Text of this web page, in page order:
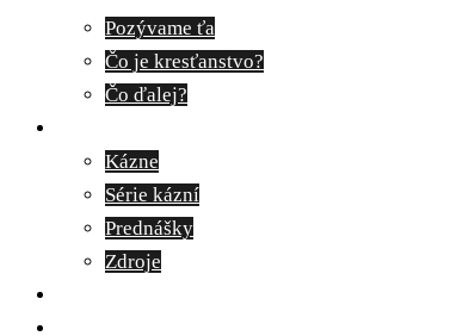
Pozývame ťa
Čo je kresťanstvo?
Čo ďalej?
Kázne
Série kázní
Prednášky
Zdroje